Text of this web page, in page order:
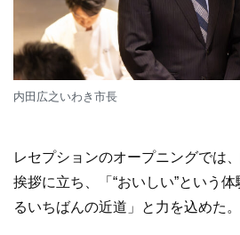
内田広之いわき市長
レセプションのオープニングでは
挨拶に立ち、「“おいしい”という
るいちばんの近道」と力を込めた。